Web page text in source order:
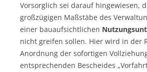
Vorsorglich sei darauf hingewiesen,
großzügigen Maßstäbe des
einer bauaufsichtlichen
nicht greifen sollen. Hier wird in der
Anordnung der sofortigen
entsprechenden Bescheides